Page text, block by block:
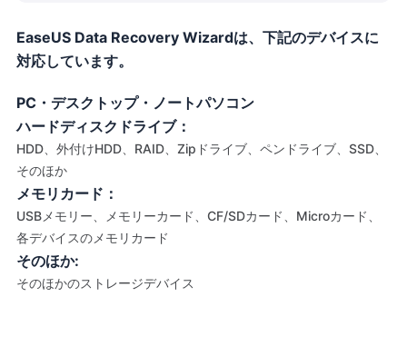
EaseUS Data Recovery Wizardは、下記のデバイスに
対応しています。
PC・デスクトップ・ノートパソコン
ハードディスクドライブ：
HDD、外付けHDD、RAID、Zipドライブ、ペンドライブ、SSD、
そのほか
メモリカード：
USBメモリー、メモリーカード、CF/SDカード、Microカード、
各デバイスのメモリカード
そのほか:
そのほかのストレージデバイス